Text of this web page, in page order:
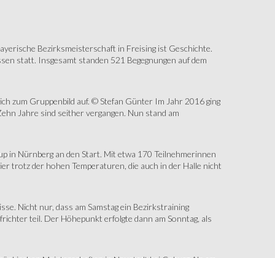
Bezirksmeisterschaft in Freising ist Geschichte.
statt. Insgesamt standen 521 Begegnungen auf dem
zum Gruppenbild auf. © Stefan Günter Im Jahr 2016 ging
Jahre sind seither vergangen. Nun stand am
in Nürnberg an den Start. Mit etwa 170 Teilnehmerinnen
trotz der hohen Temperaturen, die auch in der Halle nicht
Nicht nur, dass am Samstag ein Bezirkstraining
teil. Der Höhepunkt erfolgte dann am Sonntag, als